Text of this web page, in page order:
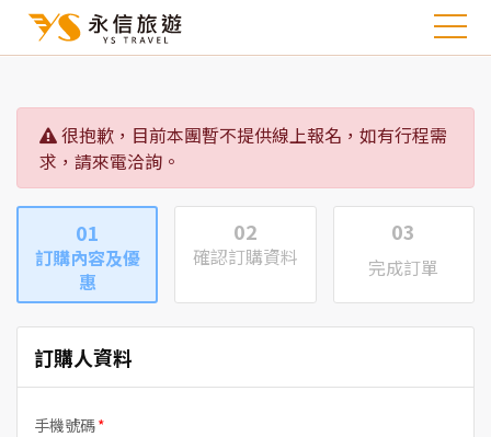
很抱歉，目前本團暫不提供線上報名，如有行程需
求，請來電洽詢。
01
訂購內容及優
惠
02
確認訂購資料
03
完成訂單
訂購人資料
手機號碼